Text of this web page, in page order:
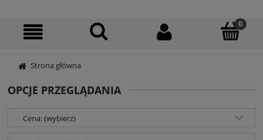
Strona główna
OPCJE PRZEGLĄDANIA
Cena: (wybierz)